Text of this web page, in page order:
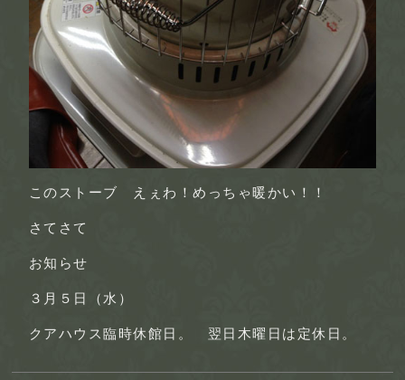
このストーブ えぇわ！めっちゃ暖かい！！
さてさて
お知らせ
３月５日（水）
クアハウス臨時休館日。 翌日木曜日は定休日。